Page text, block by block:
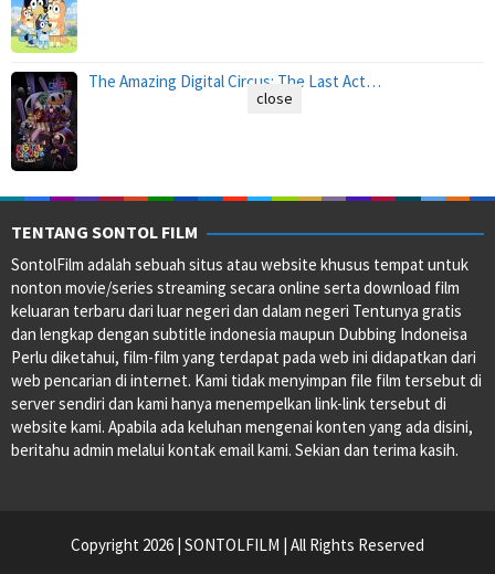
The Amazing Digital Circus: The Last Act…
TENTANG SONTOL FILM
SontolFilm adalah sebuah situs atau website khusus tempat untuk
nonton movie/series streaming secara online serta download film
keluaran terbaru dari luar negeri dan dalam negeri Tentunya gratis
dan lengkap dengan subtitle indonesia maupun Dubbing Indoneisa
Perlu diketahui, film-film yang terdapat pada web ini didapatkan dari
web pencarian di internet. Kami tidak menyimpan file film tersebut di
server sendiri dan kami hanya menempelkan link-link tersebut di
website kami. Apabila ada keluhan mengenai konten yang ada disini,
beritahu admin melalui kontak email kami. Sekian dan terima kasih.
Copyright 2026 | SONTOLFILM | All Rights Reserved
close